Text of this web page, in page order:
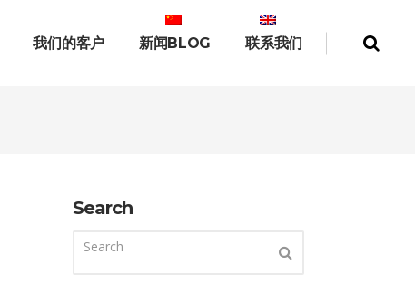
我们的客户 新闻BLOG 联系我们
Search